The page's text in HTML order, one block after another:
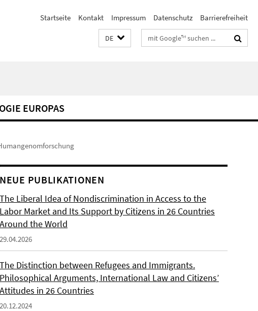
Startseite Kontakt Impressum Datenschutz Barrierefreiheit
DE Suchbegriffe
EUROPAS
NEUE PUBLIKATIONEN
The Liberal Idea of Nondiscrimination in Access to the
Labor Market and Its Support by Citizens in 26 Countries
Around the World
29.04.2026
The Distinction between Refugees and Immigrants.
Philosophical Arguments, International Law and Citizens’
Attitudes in 26 Countries
20.12.2024